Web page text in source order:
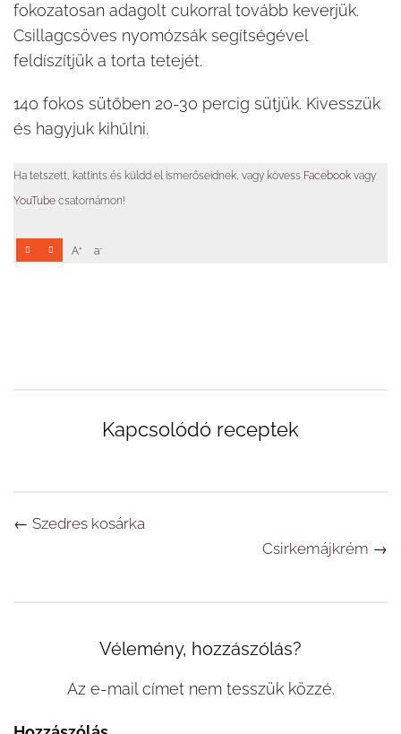
fokozatosan adagolt cukorral tovább keverjük.
Csillagcsöves nyomózsák segítségével
feldíszítjük a torta tetejét.
140 fokos sütőben 20-30 percig sütjük. Kivesszük
és hagyjuk kihűlni.
Ha tetszett, kattints és küldd el ismerőseidnek, vagy kövess Facebook vagy
YouTube csatornámon!
A+ a-
Kapcsolódó receptek
Navigáció
← Szedres kosárka
Csirkemájkrém →
Vélemény, hozzászólás?
Az e-mail címet nem tesszük közzé.